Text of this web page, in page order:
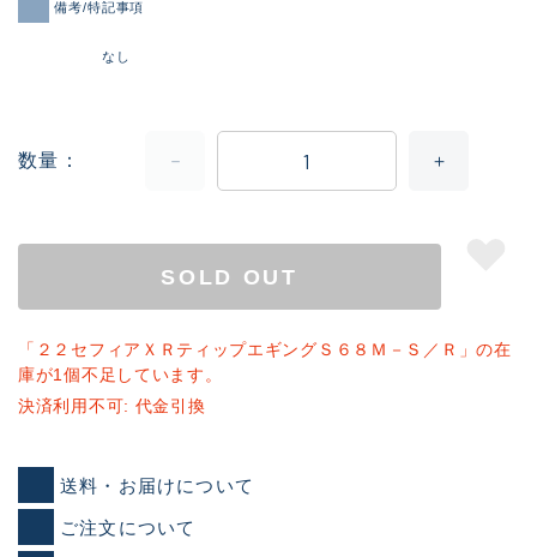
備考/特記事項
なし
数量
SOLD OUT
「２２セフィアＸＲティップエギングＳ６８Ｍ－Ｓ／Ｒ」の在
庫が1個不足しています。
決済利用不可: 代金引換
送料・お届けについて
ご注文について